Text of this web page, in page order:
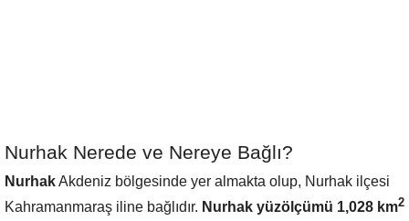
Nurhak Nerede ve Nereye Bağlı?
NurhakAkdeniz bölgesinde yer almakta olup, Nurhak ilçesi
Kahramanmaraş iline bağlıdır. Nurhak yüzölçümü 1,028 km2